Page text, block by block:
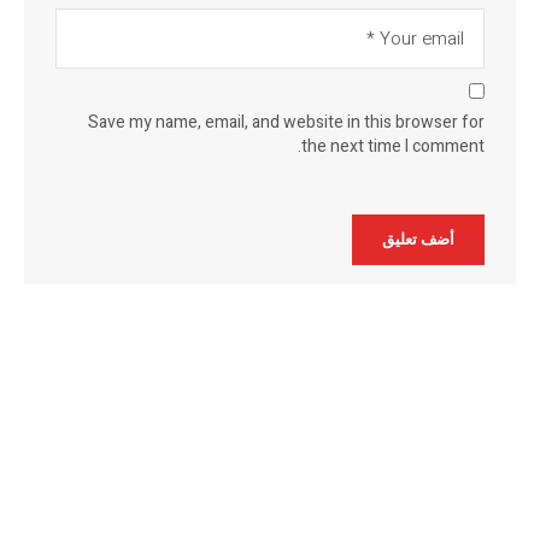
Save my name, email, and website in this browser for
the next time I comment.